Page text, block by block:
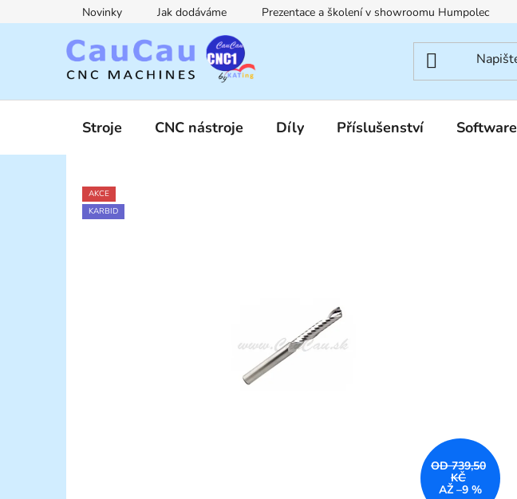
na
Novinky Jak dodáváme Prezentace a školení v showroomu Humpolec
Stroje CNC nástroje Díly Příslušenství Software
AKCE
KARBID
OD 739,50
KČ
AŽ –9 %